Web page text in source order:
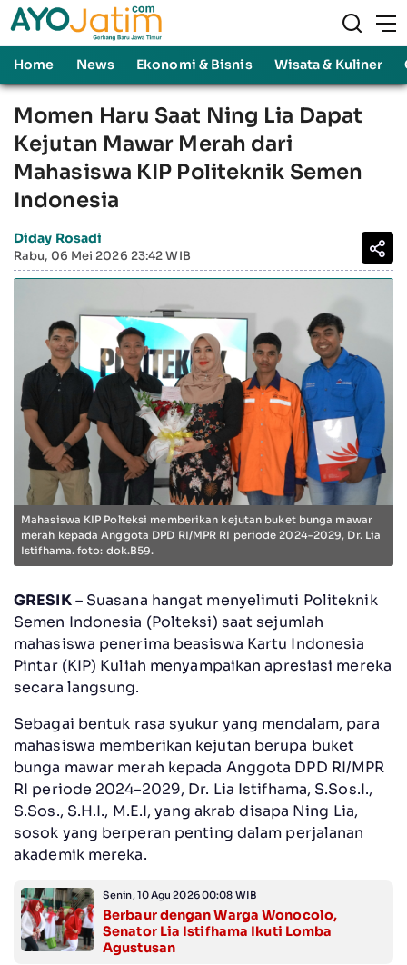
Home News Ekonomi & Bisnis Wisata & Kuliner
Momen Haru Saat Ning Lia Dapat
Kejutan Mawar Merah dari
Mahasiswa KIP Politeknik Semen
Indonesia
Diday Rosadi
Rabu, 06 Mei 2026 23:42 WIB
Mahasiswa KIP Polteksi memberikan kejutan buket bunga mawar
merah kepada Anggota DPD RI/MPR RI periode 2024–2029, Dr. Lia
Istifhama. foto: dok.B59.
GRESIK– Suasana hangat menyelimuti Politeknik
Semen Indonesia (Polteksi) saat sejumlah
mahasiswa penerima beasiswa Kartu Indonesia
Pintar (KIP) Kuliah menyampaikan apresiasi mereka
secara langsung.
Sebagai bentuk rasa syukur yang mendalam, para
mahasiswa memberikan kejutan berupa buket
bunga mawar merah kepada Anggota DPD RI/MPR
RI periode 2024–2029, Dr. Lia Istifhama, S.Sos.I.,
S.Sos., S.H.I., M.E.I, yang akrab disapa Ning Lia,
sosok yang berperan penting dalam perjalanan
akademik mereka.
Senin, 10 Agu 2026 00:08 WIB
Berbaur dengan Warga Wonocolo,
Senator Lia Istifhama Ikuti Lomba
Agustusan